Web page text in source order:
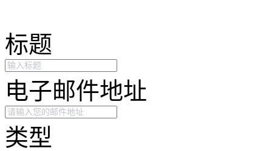
标题
电子邮件地址
类型